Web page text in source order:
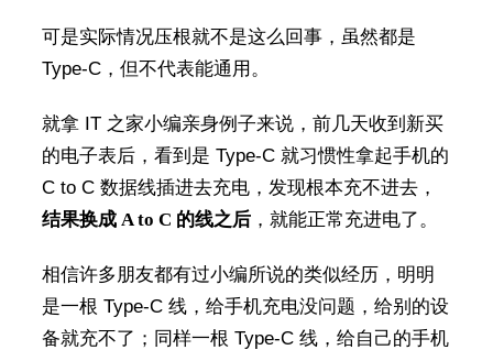
可是实际情况压根就不是这么回事，虽然都是
Type-C，但不代表能通用。
就拿 IT 之家小编亲身例子来说，前几天收到新买
的电子表后，看到是 Type-C 就习惯性拿起手机的
C to C 数据线插进去充电，发现根本充不进去，
结果换成 A to C 的线之后，就能正常充进电了。
相信许多朋友都有过小编所说的类似经历，明明
是一根 Type-C 线，给手机充电没问题，给别的设
备就充不了；同样一根 Type-C 线，给自己的手机